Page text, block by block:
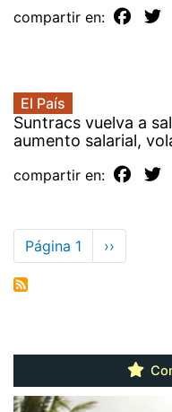
compartir en:
El País
Suntracs vuelva a
aumento salarial,
compartir en:
Paginación
Página 1
Siguiente
página
››